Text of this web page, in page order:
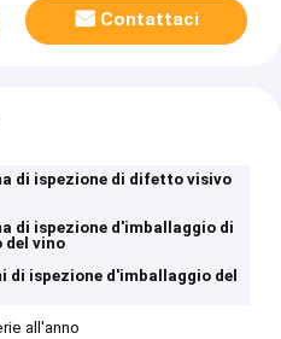
Contattaci
di ispezione di difetto visivo
di ispezione d'imballaggio di
vino
di ispezione d'imballaggio del
all'anno